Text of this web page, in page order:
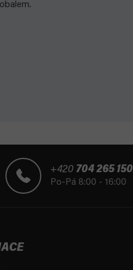
+420 704 265 150
Po-Pá 8:00 - 16:00